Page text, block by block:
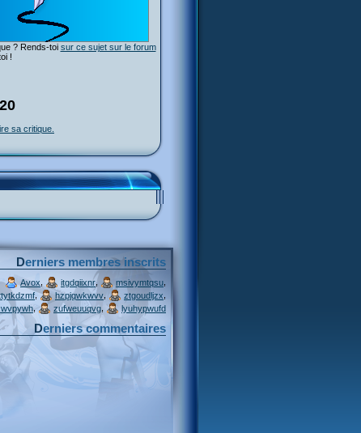
? Rends-toi sur ce sujet sur le forum
!
sa critique.
Derniers membres inscrits
Avox itgdqiixnr, msivymtqsu
, hzpjqwkwvv ztgoudljzx
, zufweuuqvg lyuhypwufd
Derniers commentaires